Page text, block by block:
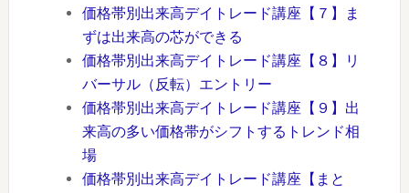
価格帯別出来高デイトレード講座【７】ま
ずは出来高の芯ができる
価格帯別出来高デイトレード講座【８】リ
バーサル（反転）エントリー
価格帯別出来高デイトレード講座【９】出
来高の多い価格帯がシフトするトレンド相
場
価格帯別出来高デイトレード講座【まと